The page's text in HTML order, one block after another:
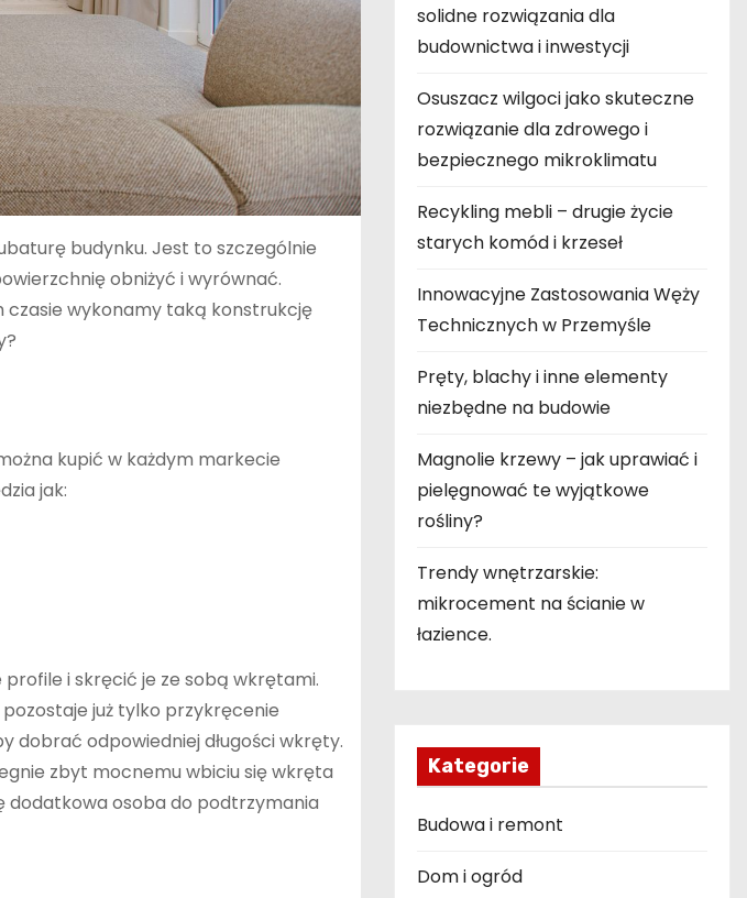
budynku. Jest to szczególnie
obniżyć i wyrównać.
czasie wykonamy taką konstrukcję
kupić w każdym markecie
jak:
i skręcić je ze sobą wkrętami.
już tylko przykręcenie
dobrać odpowiedniej długości wkręty.
zbyt mocnemu wbiciu się wkręta
dodatkowa osoba do podtrzymania
solidne rozwiązania dla
budownictwa i inwestycji
Osuszacz wilgoci jako skuteczne
rozwiązanie dla zdrowego i
bezpiecznego mikroklimatu
Recykling mebli – drugie życie
starych komód i krzeseł
Innowacyjne Zastosowania Węży
Technicznych w Przemyśle
Pręty, blachy i inne elementy
niezbędne na budowie
Magnolie krzewy – jak uprawiać i
pielęgnować te wyjątkowe
rośliny?
Trendy wnętrzarskie:
mikrocement na ścianie w
łazience.
Kategorie
Budowa i remont
Dom i ogród